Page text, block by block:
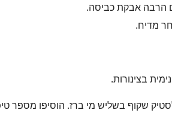
הרבה אבקת כביסה.
מדיח.
בצינורות.